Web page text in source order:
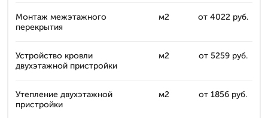
Монтаж межэтажного
перекрытия
м2 от 4022 руб.
Устройство кровли
двухэтажной пристройки
м2 от 5259 руб.
Утепление двухэтажной
пристройки
м2 от 1856 руб.